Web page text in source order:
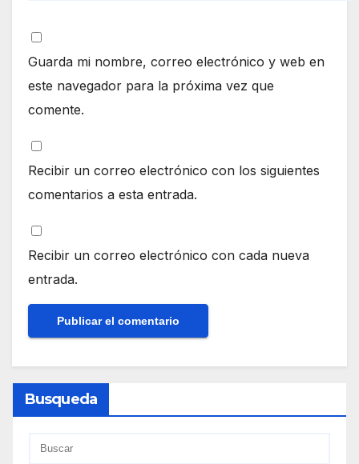
Guarda mi nombre, correo electrónico y web en
este navegador para la próxima vez que
comente.
Recibir un correo electrónico con los siguientes
comentarios a esta entrada.
Recibir un correo electrónico con cada nueva
entrada.
Busqueda